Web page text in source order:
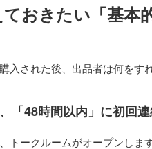
おきたい「基本
入された後、出品者は何をす
「48時間以内」に初回
トークルームがオープンします